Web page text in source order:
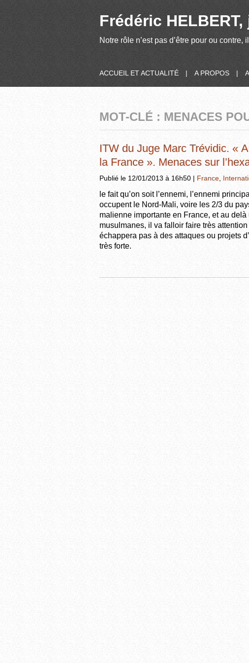
Frédéric
Notre rôle n’est pas d’être pour ou
ACCUEIL ET ACTUALITÉ | A PROPOS |
MOT-CLÉ : MENACES
ITW du Juge Marc Trévidic. «
la France ». Menaces sur
Publié le 12/01/2013 à 16h50 | France
le fait qu’on soit l’ennemi, l’ennemi
occupent le Nord-Mali, voire les 2/3 du
malienne importante en France, et au
musulmanes, il va falloir faire très
échappera pas à des attaques ou projets
très forte.